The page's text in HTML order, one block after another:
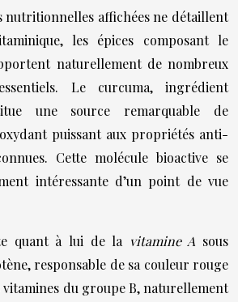
nutritionnelles affichées ne détaillent
les épices composant le
naturellement de nombreux
Le curcuma, ingrédient
une source remarquable de
puissant aux propriétés anti-
Cette molécule bioactive se
intéressante d’un point de vue
quant à lui de la vitamine A sous
responsable de sa couleur rouge
vitamines du groupe B, naturellement